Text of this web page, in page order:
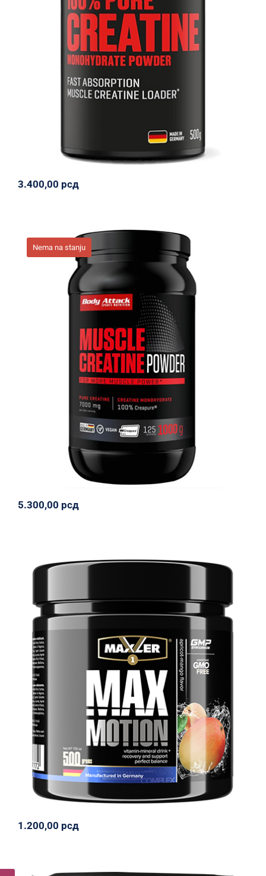
00% Pure Fast Absorption Creatine
Monohydrate Powder – 500 g
Napumpanko Svi proizvodi
3.400,00рсд
3.400,00 рсд
Nema na stanju
Muscle Creatine Powder (Creapure®) –
1000 g
Body Attack Napumpanko Svi proizvodi
5.300,00рсд
5.300,00 рсд
Max Motion – 500 g, 3 ukusa
Body Attack Sportiko Svi proizvodi
1.200,00 рсд
1.200,00 рсд